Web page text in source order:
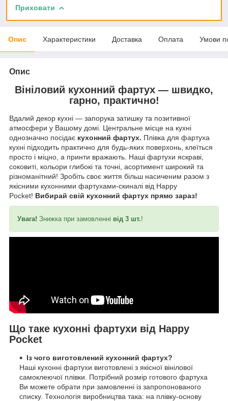
Приховати
Опис Характеристики Доставка Оплата Умови
Опис
Вініловий кухонний фартух — швидко,
гарно, практично!
Вдалий декор кухні — запорука затишку та позитивної
атмосфери у Вашому домі. Центральне місце на кухні
однозначно посідає кухонний фартух. Плівка для фартуха
кухні підходить практично для будь-яких поверхонь, клеїться
просто і міцно, а принти вражають. Наші фартухи яскраві,
соковиті, кольори глибокі та точні, асортимент широкий та
різноманітний! Зробіть своє життя більш насиченим разом з
якісними кухонними фартухами-скиналі від Happy
Pocket! Вибирай свій кухонний фартух прямо зараз!
Увага! Знижка при замовленні від 3 шт.!
Що таке кухонні фартухи від Happy
Pocket
Із чого виготовлений кухонний фартух?
Наші кухонні фартухи виготовлені з якісної вінілової
самоклеючої плівки. Потрібний розмір готового фартуха
Ви можете обрати при замовленні із запропонованого
списку. Технологія виробництва така: на плівку-основу